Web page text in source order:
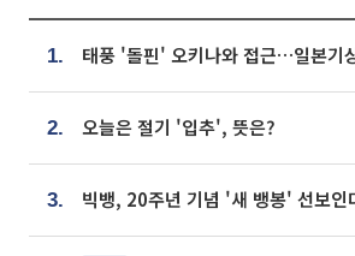
1.
2. 오늘은 절기 '입추', 뜻은?
3.